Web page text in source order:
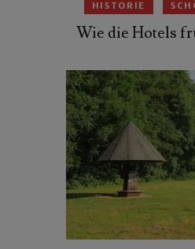
HISTORIE
Wie die Hotels